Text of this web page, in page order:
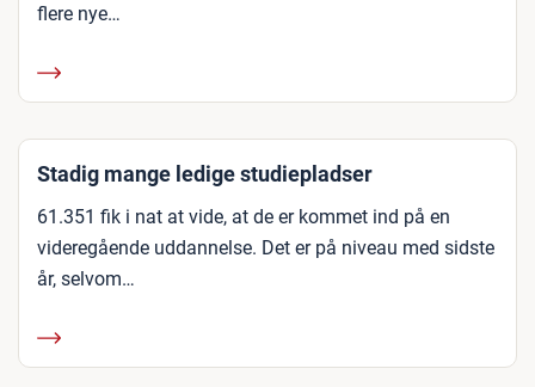
flere nye…
Stadig mange ledige studiepladser
61.351 fik i nat at vide, at de er kommet ind på en
videregående uddannelse. Det er på niveau med sidste
år, selvom…